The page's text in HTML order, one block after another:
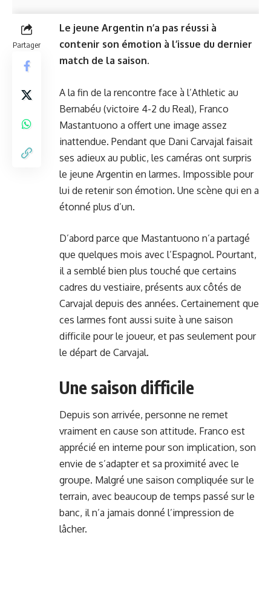
Partager
Le jeune Argentin n’a pas réussi à
contenir son émotion à l’issue du dernier
match de la saison.
A la fin de la rencontre face à l’Athletic au
Bernabéu (victoire 4-2 du Real), Franco
Mastantuono a offert une image assez
inattendue. Pendant que Dani Carvajal faisait
ses adieux au public, les caméras ont surpris
le jeune Argentin en larmes. Impossible pour
lui de retenir son émotion. Une scène qui en a
étonné plus d’un.
D’abord parce que Mastantuono n’a partagé
que quelques mois avec l’Espagnol. Pourtant,
il a semblé bien plus touché que certains
cadres du vestiaire, présents aux côtés de
Carvajal depuis des années. Certainement que
ces larmes font aussi suite à une saison
difficile pour le joueur, et pas seulement pour
le départ de Carvajal.
Une saison difficile
Depuis son arrivée, personne ne remet
vraiment en cause son attitude. Franco est
apprécié en interne pour son implication, son
envie de s’adapter et sa proximité avec le
groupe. Malgré une saison compliquée sur le
terrain, avec beaucoup de temps passé sur le
banc, il n’a jamais donné l’impression de
lâcher.